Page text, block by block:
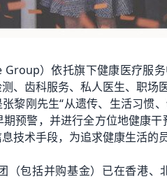
）依托旗下健康医疗服
、齿科服务、私人医生、职场
黎刚先生“从遗传、生活习惯
预警，并进行全方位地健康
技术手段，为追求健康生活
（包括并购基金）已在香港